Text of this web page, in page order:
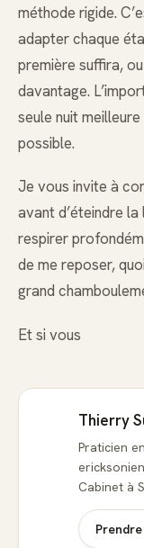
méthode rigide.
adapter chaque
première suffira,
davantage.
seule nuit
possible.
Je vous invite à
avant d’éteindre
respirer
de me reposer,
grand
Et si vous
Thierry
Praticien
Cabinet à